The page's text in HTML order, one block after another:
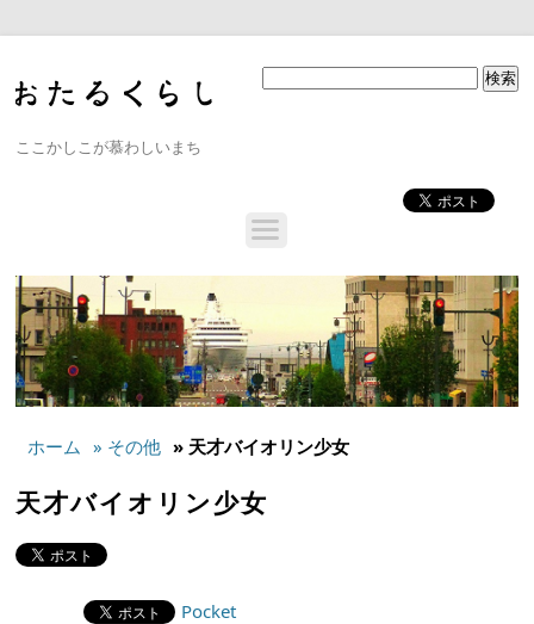
ここかしこが慕わしいまち
ホーム » その他 » 天才バイオリン少女
天才バイオリン少女
Pocket